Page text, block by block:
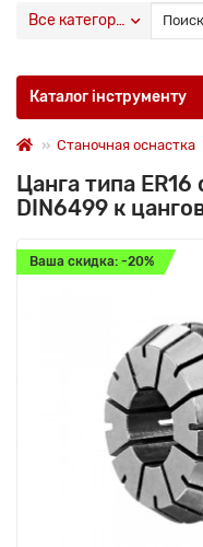
Все категории
Каталог інструменту
Станочная оснастка
Цанга типа
DIN6499 к
Ваша скидка: -20%